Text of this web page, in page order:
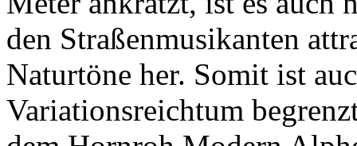
den Straßenmusikanten
Naturtöne her. Somit ist
Variationsreichtum